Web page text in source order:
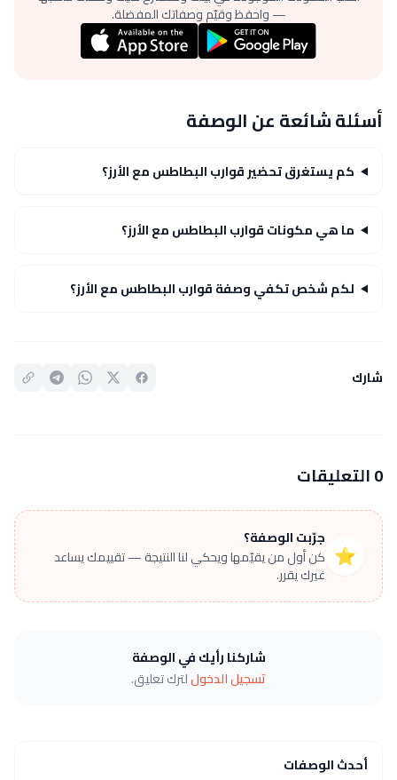
— واحفظ وقيّم وصفاتك المفضلة.
أسئلة شائعة عن الوصفة
كم يستغرق تحضير قوارب البطاطس مع الأرز؟
ما هي مكونات قوارب البطاطس مع الأرز؟
لكم شخص تكفي وصفة قوارب البطاطس مع الأرز؟
شارك
0 التعليقات
⭐
جرّبت الوصفة؟
كن أول من يقيّمها ويحكي لنا النتيجة — تقييمك يساعد
غيرك يقرر.
شاركنا رأيك في الوصفة
تسجيل الدخوللترك تعليق.
أحدث الوصفات